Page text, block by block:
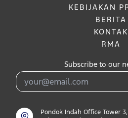
KEBIJAKAN
BERITA
KONTAK
RMA
Subscribe to our
Pondok Indah Office Tower